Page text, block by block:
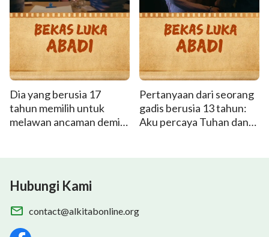
Dia yang berusia 17
tahun memilih untuk
melawan ancaman demi
Pertanyaan dari seorang
gadis berusia 13 tahun:
Aku percaya Tuhan dan
Hubungi Kami
contact@alkitabonline.org